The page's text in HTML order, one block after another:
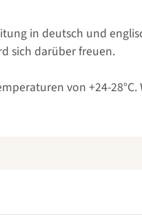
in deutsch und
sich darüber freuen.
von +24-